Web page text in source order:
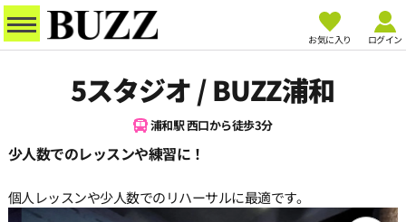
お気に入り ログイン
5スタジオ / BUZZ浦和
浦和駅 西口から徒歩3分
少人数でのレッスンや練習に！
個人レッスンや少人数でのリハーサルに最適です。